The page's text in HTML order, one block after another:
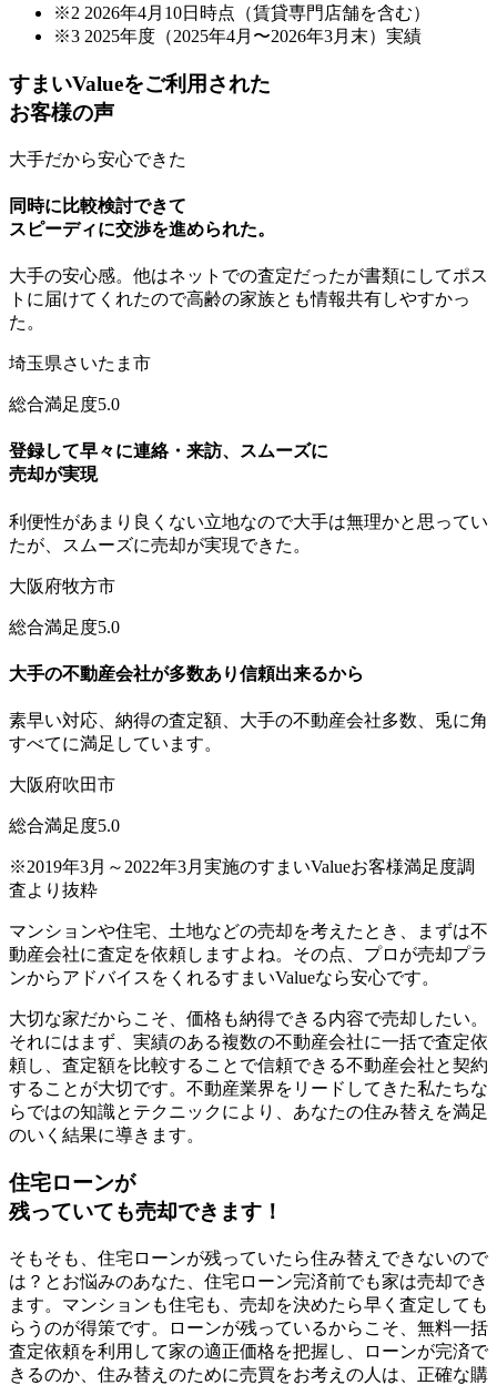
※2 2026年4⽉10⽇時点（賃貸専⾨店舗を含む）
※3 2025年度（2025年4⽉〜2026年3⽉末）実績
すまいValueをご利用された
お客様の声
大手だから安心できた
同時に比較検討できて
スピーディに交渉を進められた。
大手の安心感。他はネットでの査定だったが書類にしてポス
トに届けてくれたので高齢の家族とも情報共有しやすかっ
た。
埼玉県さいたま市
総合満足度5.0
登録して早々に連絡・来訪、スムーズに
売却が実現
利便性があまり良くない立地なので大手は無理かと思ってい
たが、
スムーズに売却が実現できた。
大阪府牧方市
総合満足度5.0
大手の不動産会社が多数あり信頼出来るから
素早い対応 納得の査定額 大手の不動産会社多数 、兎に角
すべてに満足しています。
大阪府吹田市
総合満足度5.0
※2019年3月～2022年3月実施のすまいValueお客様満足度調
査より抜粋
マンションや住宅、土地などの売却を考えたとき、まずは不
動産会社に査定を依頼しますよね。その点、プロが売却プラ
ンからアドバイスをくれるすまいValueなら安心です。
大切な家だからこそ、価格も納得できる内容で売却したい。
それにはまず、 実績のある複数の不動産会社に一括で査定依
頼し、査定額を比較することで信頼できる不動産会社と契約
することが大切です。不動産業界をリードしてきた私たちな
らではの知識とテクニックにより、あなたの住み替えを満足
のいく結果に導きます。
住宅ローンが
残っていても売却できます！
そもそも、住宅ローンが残っていたら住み替えできないので
は？とお悩みのあなた、 住宅ローン完済前でも家は売却でき
ます。 マンションも住宅も、売却を決めたら早く査定しても
らうのが得策です。ローンが残っているからこそ、無料一括
査定依頼を利用して家の適正価格を把握 し、ローンが完済で
きるのか、住み替えのために売買をお考えの人は、 正確な購